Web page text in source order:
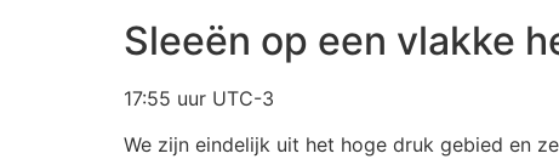
Sleeën op een vlakke
17:55 uur UTC-3
We zijn eindelijk uit het hoge druk gebied en